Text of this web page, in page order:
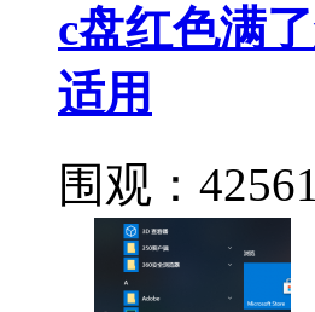
c盘红色满
适用
围观：